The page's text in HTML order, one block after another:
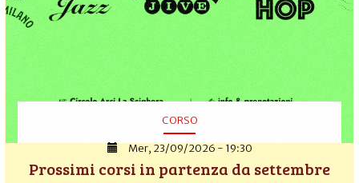
CORSO
Mer, 23/09/2026 - 19:30
Prossimi corsi in partenza da settembre